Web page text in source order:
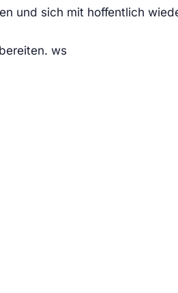
und sich mit hoffentlich
ws